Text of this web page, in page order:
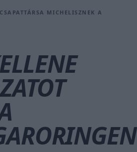
MICHELISZNEK A